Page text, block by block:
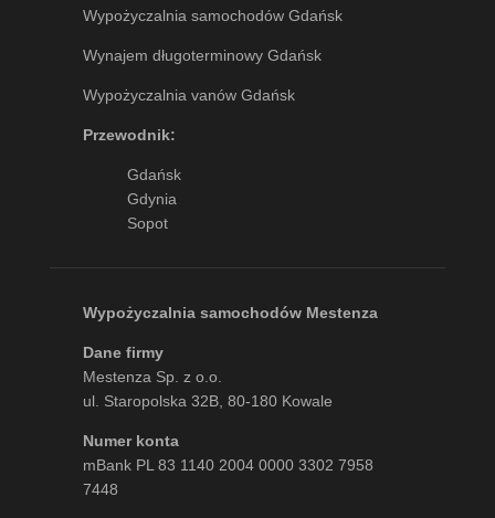
Wypożyczalnia samochodów Gdańsk
Wynajem długoterminowy Gdańsk
Wypożyczalnia vanów Gdańsk
Przewodnik:
Gdańsk
Gdynia
Sopot
Wypożyczalnia samochodów Mestenza
Dane firmy
Mestenza Sp. z o.o.
ul. Staropolska 32B, 80-180 Kowale
Numer konta
mBank PL 83 1140 2004 0000 3302 7958
7448